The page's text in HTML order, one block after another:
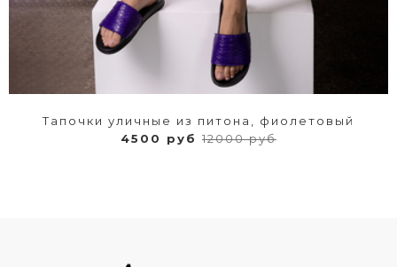
Тапочки уличные из питона, фиолетовый
4500 руб 12000 руб